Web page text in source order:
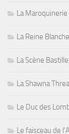
La Maroquinerie
La Reine Blanche
La Scène Bastille
La Shawna
Le Duc des
Le faisceau de